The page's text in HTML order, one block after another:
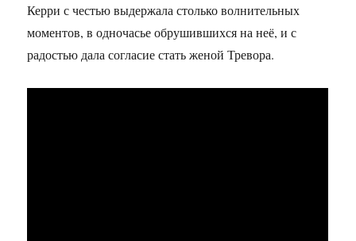
Керри с честью выдержала столько волнительных
моментов, в одночасье обрушившихся на неё, и с
радостью дала согласие стать женой Тревора.